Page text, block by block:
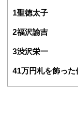
得者を中心
験者で構成
護士、税理
1 聖徳太子
2福沢諭吉
3渋沢栄一
41万円札を飾った